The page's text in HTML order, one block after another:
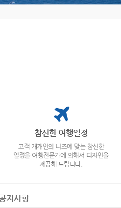
참신한 여행일정
고객 개개인의 니즈에 맞는 참신한
일정을 여행전문가에 의해서 디자인을
제공해 드립니다.
지사항